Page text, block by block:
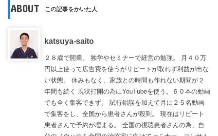
ABOUT この記事をかいた人
katsuya-saito
２８歳で開業。 独学やセミナーで経営の勉強。 月４０万
円以上使って広告費を使うがリピートが取れず利益が出な
い状態。 休みもなく、家族との時間も作れない期間が２
年間も続く 現状打開の為にYouTubeを使う。６０本の動画
でも全く集客できず。 試行錯誤を加えて月に２５名動画
で集客をし、全国から患者さんが殺到。 現在はリピート
患者さんで予約が埋まる。 全国の視聴患者さんの為、自